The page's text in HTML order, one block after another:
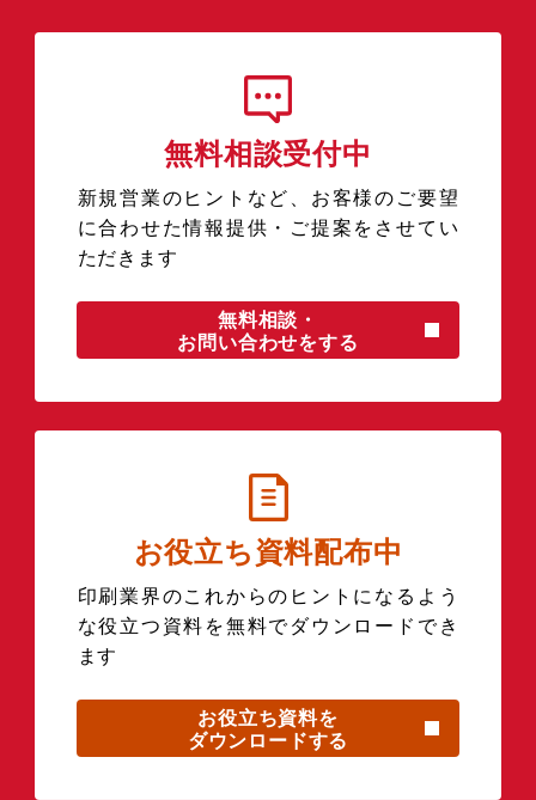
無料相談受付中
新規営業のヒントなど、お客様のご要望
に合わせた情報提供・ご提案をさせてい
ただきます
無料相談・
お問い合わせをする
お役立ち資料配布中
印刷業界のこれからのヒントになるよう
な役立つ資料を無料でダウンロードでき
ます
お役立ち資料を
ダウンロードする